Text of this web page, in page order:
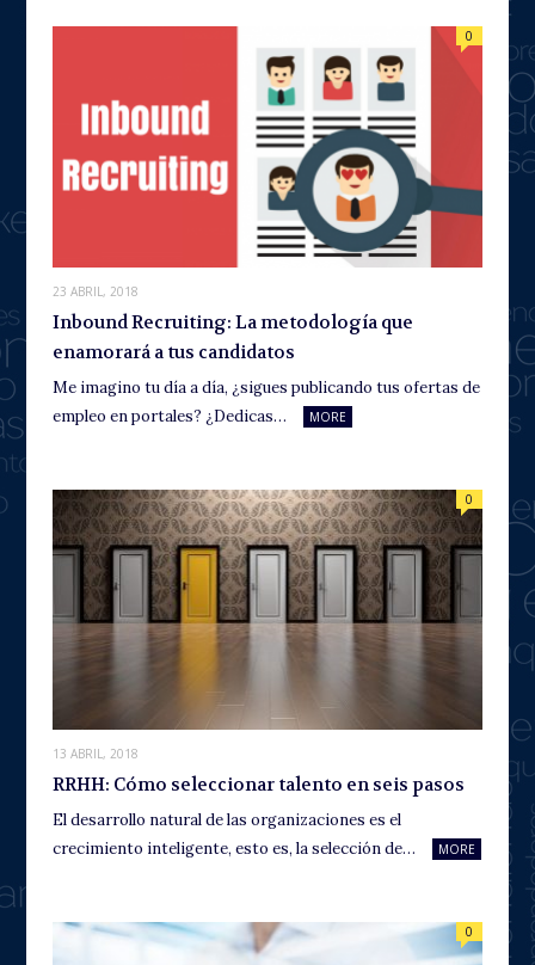
23 ABRIL, 2018
0
Inbound Recruiting: La metodología que
enamorará a tus candidatos
Me imagino tu día a día, ¿sigues publicando tus ofertas de
empleo en portales? ¿Dedicas…
MORE
13 ABRIL, 2018
0
RRHH: Cómo seleccionar talento en seis pasos
El desarrollo natural de las organizaciones es el
crecimiento inteligente, esto es, la selección de…
MORE
0